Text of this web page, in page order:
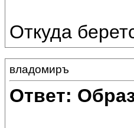
Откуда
владомиръ
Ответ: